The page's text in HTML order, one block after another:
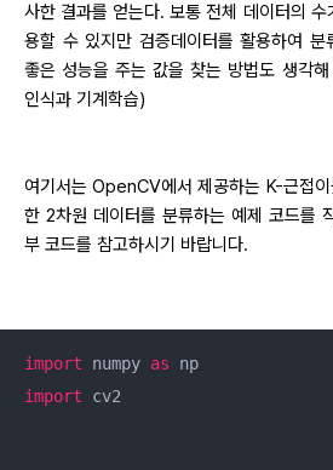
사한 결과를 얻는다. 보통 전체 데이터의
용할 수 있지만 검증데이터를 활용하여 분
좋은 성능을 주는 값을 찾는 방법도 생각
인식과 기계학습)
여기서는 OpenCV에서 제공하는 K-근접
한 2차원 데이터를 분류하는 예제 코드를
부 코드를 참고하시기 바랍니다.
import numpy as
import cv2